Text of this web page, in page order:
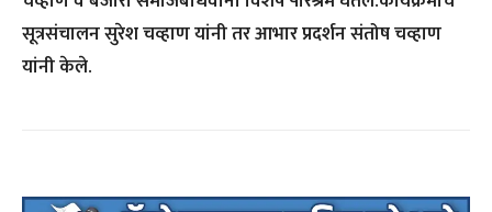
सूत्रसंचालन सुरेश चव्हाण यांनी तर आभार प्रदर्शन संतोष चव्हाण
यांनी केले.